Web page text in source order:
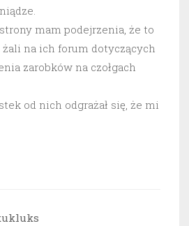
mam podejrzenia, że to
na ich forum dotyczących
zarobków na czołgach
od nich odgrażał się, że mi